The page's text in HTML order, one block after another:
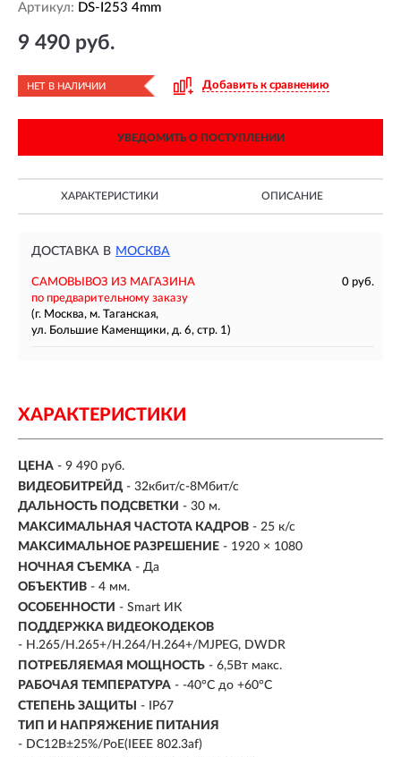
Артикул: DS-I253 4mm
9 490 руб.
НЕТ В НАЛИЧИИ Добавить к сравнению
УВЕДОМИТЬ О ПОСТУПЛЕНИИ
ХАРАКТЕРИСТИКИ ОПИСАНИЕ
ДОСТАВКА В МОСКВА
САМОВЫВОЗ ИЗ МАГАЗИНА
0 руб.
по предварительному заказу
(г. Москва, м. Таганская,
ул. Большие Каменщики, д. 6, стр. 1)
ХАРАКТЕРИСТИКИ
ЦЕНА - 9 490 руб.
ВИДЕОБИТРЕЙД - 32кбит/с-8Мбит/с
ДАЛЬНОСТЬ ПОДСВЕТКИ - 30 м.
МАКСИМАЛЬНАЯ ЧАСТОТА КАДРОВ - 25 к/с
МАКСИМАЛЬНОЕ РАЗРЕШЕНИЕ - 1920 × 1080
НОЧНАЯ СЪЕМКА - Да
ОБЪЕКТИВ - 4 мм.
ОСОБЕННОСТИ - Smart ИК
ПОДДЕРЖКА ВИДЕОКОДЕКОВ
- H.265/H.265+/H.264/H.264+/MJPEG, DWDR
ПОТРЕБЛЯЕМАЯ МОЩНОСТЬ - 6,5Вт макс.
РАБОЧАЯ ТЕМПЕРАТУРА - -40°C до +60°C
СТЕПЕНЬ ЗАЩИТЫ
- IP67
ТИП И НАПРЯЖЕНИЕ ПИТАНИЯ
- DC12В±25%/PoE(IEEE 802.3af)